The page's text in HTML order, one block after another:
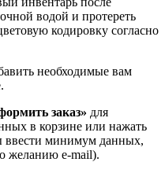
водой и протереть
кодировку согласно
необходимые вам
заказ» для
в корзине или нажать
ввести минимум данных,
желанию e-mail).